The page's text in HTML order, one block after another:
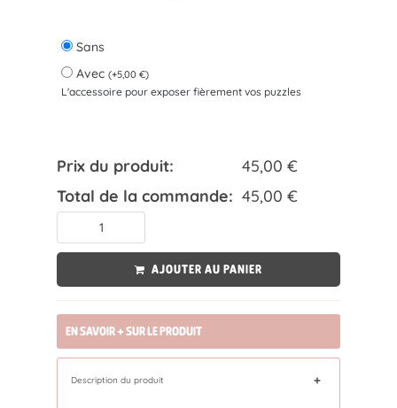
Sans
Avec (+5,00 €)
L'accessoire pour exposer fièrement vos puzzles
Prix du produit: 45,00 €
Total de la commande: 45,00 €
AJOUTER AU PANIER
EN SAVOIR + SUR LE PRODUIT
Description du produit